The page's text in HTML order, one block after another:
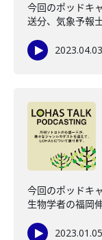
今回のポッドキ
送分、気象予報
2023.04.03
今回のポッドキ
生物学者の福岡
2023.01.05